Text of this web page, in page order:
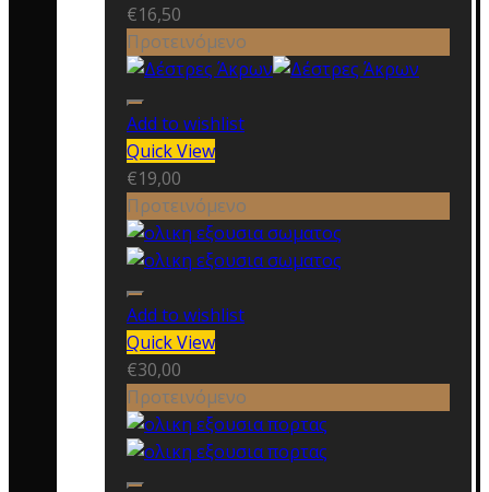
€16,50
Προτεινόμενο
Add to wishlist
Quick View
€19,00
Προτεινόμενο
Add to wishlist
Quick View
€30,00
Προτεινόμενο